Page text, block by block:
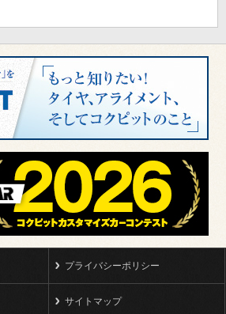
プライバシーポリシー
サイトマップ